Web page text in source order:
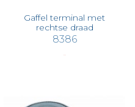
Gaffel terminal met
rechtse draad
8386